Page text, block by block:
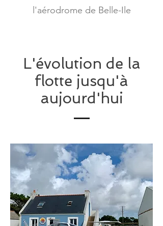
l'aérodrome de Belle-Ile
L'évolution de la
flotte jusqu'à
aujourd'hui